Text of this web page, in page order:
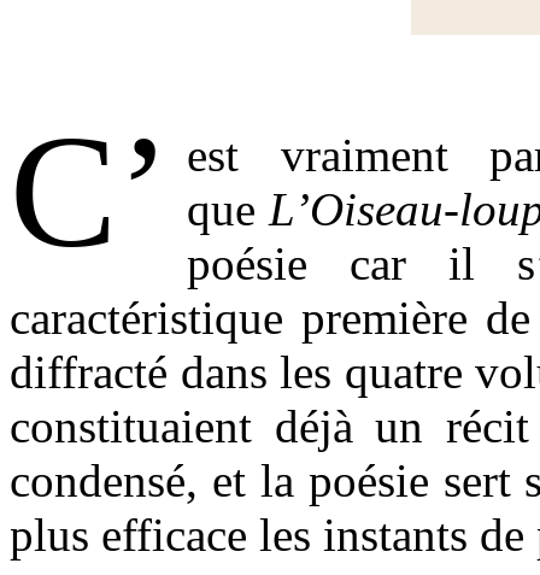
C’
est vraiment
que L’Oiseau-
poésie car il
caractéristique première
diffracté dans les quatre
constituaient déjà un
condensé, et la poésie sert
plus efficace les instants